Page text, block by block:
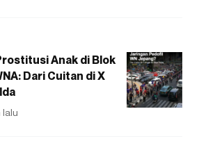
Anak di Blok
Dari Cuitan di X
lalu